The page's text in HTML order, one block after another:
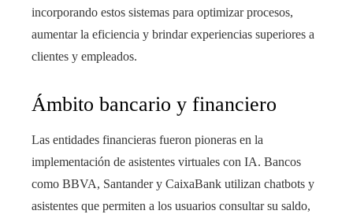
incorporando estos sistemas para optimizar procesos,
aumentar la eficiencia y brindar experiencias superiores a
clientes y empleados.
Ámbito bancario y financiero
Las entidades financieras fueron pioneras en la
implementación de asistentes virtuales con IA. Bancos
como BBVA, Santander y CaixaBank utilizan chatbots y
asistentes que permiten a los usuarios consultar su saldo,